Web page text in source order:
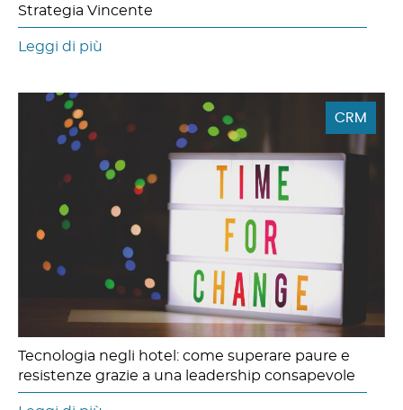
Strategia Vincente
Leggi di più
CRM
Tecnologia negli hotel: come superare paure e
resistenze grazie a una leadership consapevole